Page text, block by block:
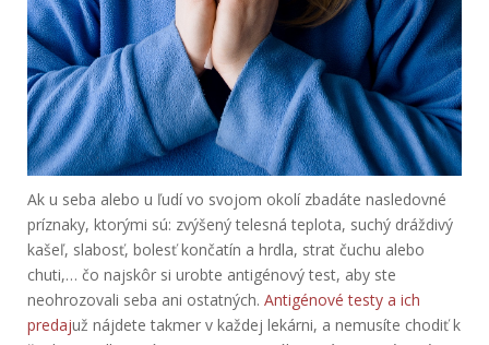
Ak u seba alebo u ľudí vo svojom okolí zbadáte nasledovné
príznaky, ktorými sú: zvýšený telesná teplota, suchý dráždivý
kašeľ, slabosť, bolesť končatín a hrdla, strat čuchu alebo
chuti,… čo najskôr si urobte antigénový test, aby ste
neohrozovali seba ani ostatných. Antigénové testy a ich
predajuž nájdete takmer v každej lekárni, a nemusíte chodiť k